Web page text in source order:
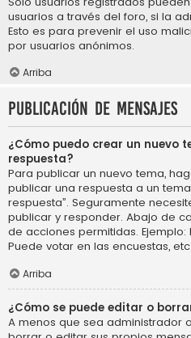
usuarios a través del foro, si la
Esto es para prevenir el uso
por usuarios anónimos.
Arriba
Publicación de mensajes
¿Cómo puedo crear un nuevo
respuesta?
Para publicar un nuevo tema,
publicar una respuesta a un
respuesta”. Seguramente
publicar y responder. Abajo de
de acciones permitidas.
Puede votar en las encuestas, etc.
Arriba
¿Cómo se puede editar o
A menos que sea administrador